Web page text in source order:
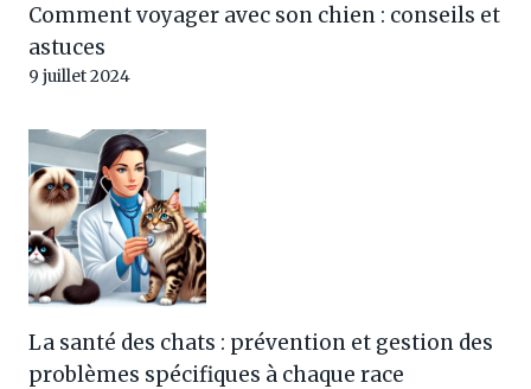
Comment voyager avec son chien : conseils et
astuces
9 juillet 2024
La santé des chats : prévention et gestion des
problèmes spécifiques à chaque race